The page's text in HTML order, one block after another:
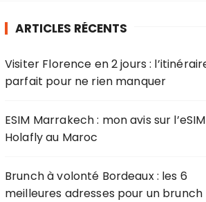
e
p
u
r
:
ARTICLES RÉCENTS
Visiter Florence en 2 jours :
parfait pour ne rien manquer
ESIM Marrakech : mon avis sur l’eSIM
Holafly au Maroc
Brunch à volonté Bordeaux : les 6
meilleures adresses pour un brunch